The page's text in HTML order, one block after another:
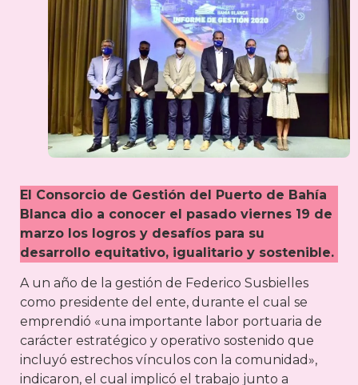
El Consorcio de Gestión del Puerto de Bahía
Blanca dio a conocer el pasado viernes 19 de
marzo los logros y desafíos para su
desarrollo equitativo, igualitario y sostenible.
A un año de la gestión de Federico Susbielles
como presidente del ente, durante el cual se
emprendió «una importante labor portuaria de
carácter estratégico y operativo sostenido que
incluyó estrechos vínculos con la comunidad»,
indicaron, el cual implicó el trabajo junto a